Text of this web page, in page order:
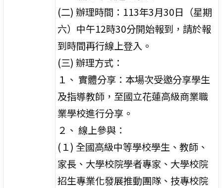
(二) 辦理時間：113年3月30日（星期
六）中午12時30分開始報到，請於報
到時間再行線上登入。
(三) 辦理方式：
１、 實體分享：本場次受邀分享學生
及指導教師，至國立花蓮高級商業職
業學校進行分享。
２、 線上參與：
(１) 全國高級中等學校學生、教師、
家長、大學校院學者專家、大學校院
招生專業化發展推動團隊、技專校院